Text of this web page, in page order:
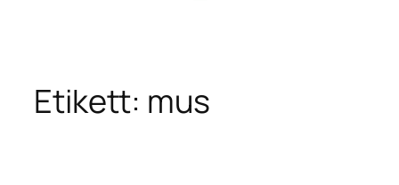
Etikett: mus